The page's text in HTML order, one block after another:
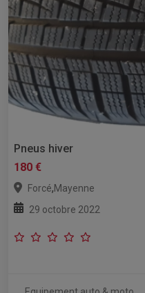
Pneus hiver
180 €
Forcé,Mayenne
29 octobre 2022